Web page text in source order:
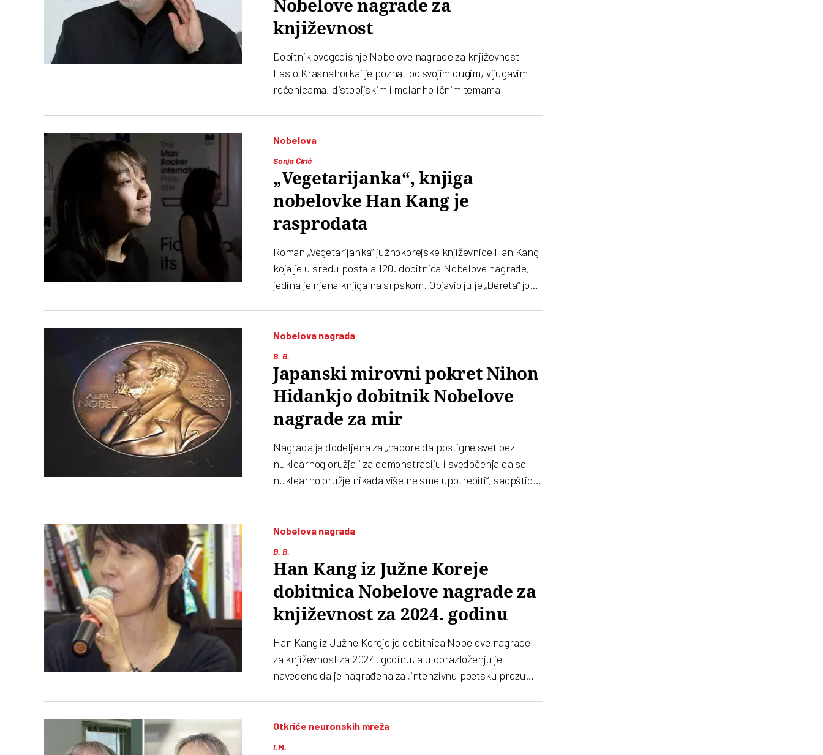
Nobelove nagrade za
književnost
Dobitnik ovogodišnje Nobelove nagrade za književnost
Laslo Krasnahorkai je poznat po svojim dugim, vijugavim
rečenicama, distopijskim i melanholičnim temama
Nobelova
Sonja Ćirić
„Vegetarijanka“, knjiga
nobelovke Han Kang je
rasprodata
Roman „Vegetarijanka“ južnokorejske književnice Han Kang
koja je u sredu postala 120. dobitnica Nobelove nagrade,
jedina je njena knjiga na srpskom. Objavio ju je „Dereta“ još
Nobelova nagrada
B. B.
Japanski mirovni pokret Nihon
Hidankjo dobitnik Nobelove
nagrade za mir
Nagrada je dodeljena za „napore da postigne svet bez
nuklearnog oružja i za demonstraciju i svedočenja da se
nuklearno oružje nikada više ne sme upotrebiti”, saopštio
Nobelova nagrada
B. B.
Han Kang iz Južne Koreje
dobitnica Nobelove nagrade za
književnost za 2024. godinu
Han Kang iz Južne Koreje je dobitnica Nobelove nagrade
za književnost za 2024. godinu, a u obrazloženju je
navedeno da je nagrađena za „intenzivnu poetsku prozu
Otkriće neuronskih mreža
I.M.